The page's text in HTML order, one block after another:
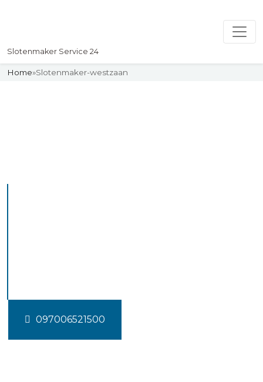
Slotenmaker Service 24
Home»Slotenmaker-westzaan
097006521500